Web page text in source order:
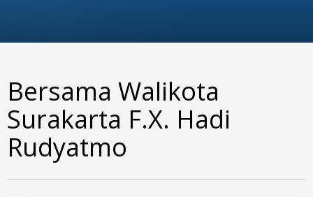
Bersama Walikota
Surakarta F.X. Hadi
Rudyatmo